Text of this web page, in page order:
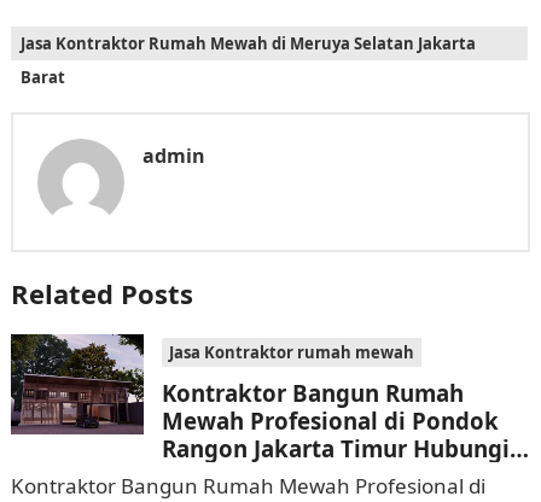
Jasa Kontraktor Rumah Mewah di Meruya Selatan Jakarta
Barat
admin
Related Posts
Jasa Kontraktor rumah mewah
Kontraktor Bangun Rumah
Mewah Profesional di Pondok
Rangon Jakarta Timur Hubungi
0811 9933 588
Kontraktor Bangun Rumah Mewah Profesional di